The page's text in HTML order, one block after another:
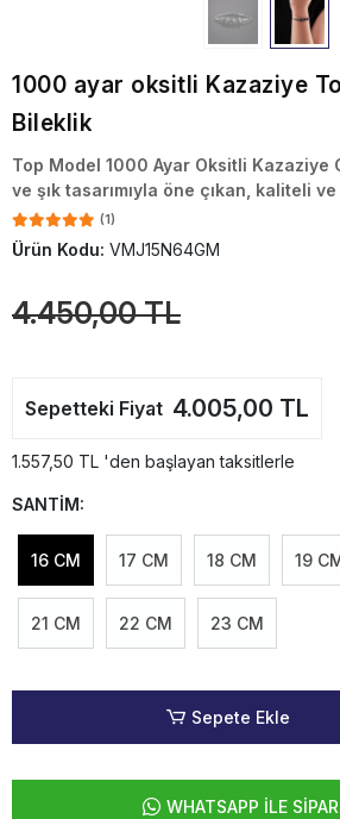
1000 ayar oksitli Kazaziye
Bileklik
Top Model 1000 Ayar Oksitli Kazaziye
ve şık tasarımıyla öne çıkan, kaliteli
(1)
Ürün Kodu: VMJ15N64GM
4.450,00 TL
Sepetteki Fiyat 4.005,00 TL
1.557,50 TL 'den başlayan taksitlerle
SANTİM:
16 CM 17 CM 18 CM 19
21 CM 22 CM 23 CM
Sepete Ekle
WHATSAPP İLE